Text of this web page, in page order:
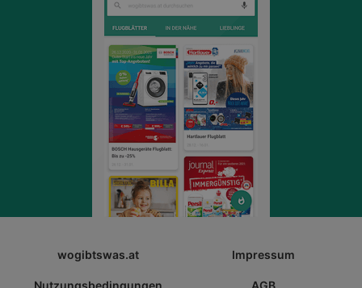
wogibtswas.at Impressum